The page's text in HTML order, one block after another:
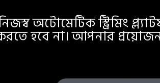
অটোমেটিক স্ট্রিমিং
হবে না। আপনার